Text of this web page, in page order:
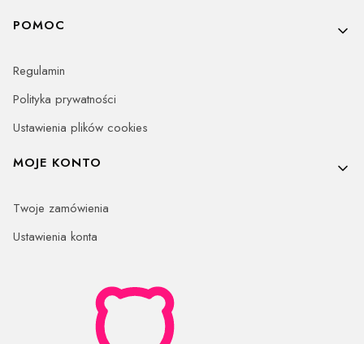
POMOC
Regulamin
Polityka prywatności
Ustawienia plików cookies
MOJE KONTO
Twoje zamówienia
Ustawienia konta